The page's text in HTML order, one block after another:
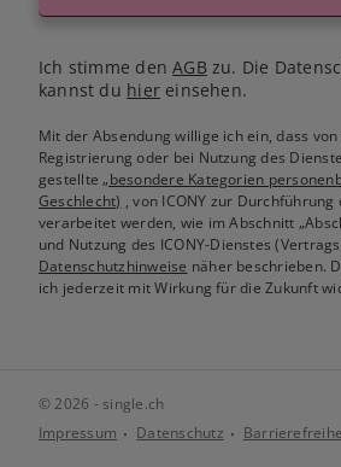
Ich stimme denAGB zu. Die
kannst du hiereinsehen.
Mit der Absendung willige ich ein, dass
Registrierung oder bei Nutzung des
gestellte„besondere Kategorien
Geschlecht) , von ICONY zur Durchführung
verarbeitet werden, wie im Abschnitt
und Nutzung des ICONY-Dienstes
Datenschutzhinweise näher beschrieben.
ich jederzeit mit Wirkung für die Zukunft
© 2026 - single.ch
Impressum
Datenschutz